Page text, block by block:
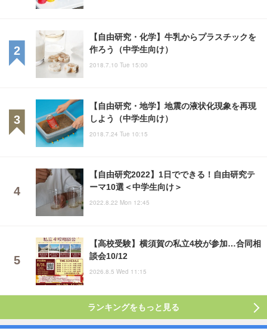
【自由研究・化学】牛乳からプラスチックを
作ろう（中学生向け）
2018.7.10 Tue 15:00
【自由研究・地学】地震の液状化現象を再現
しよう（中学生向け）
2018.7.24 Tue 10:15
【自由研究2022】1日でできる！自由研究テ
ーマ10選＜中学生向け＞
2022.8.22 Mon 12:45
【高校受験】横須賀の私立4校が参加…合同相
談会10/12
2026.8.5 Wed 11:15
ランキングをもっと見る